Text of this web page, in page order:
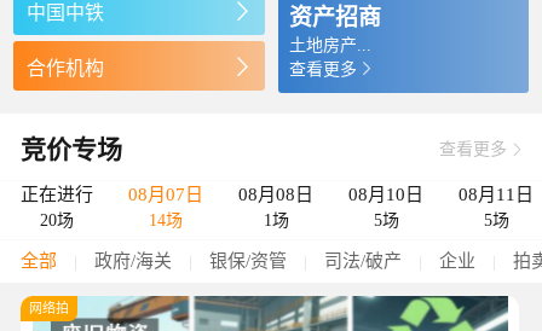
中国中铁
合作机构
资产招商
土地房产...
查看更多
竞价专场 查看更多 
正在进行
20场
08月07日
14场
08月08日
1场
08月10日
5场
08月11日
5场
全部 政府/海关 银保/资管 司法/破产 企业 拍
网络拍